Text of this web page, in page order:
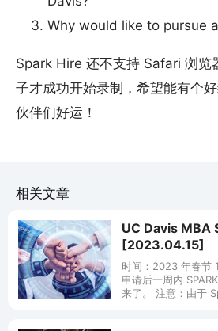
Why would like to pursue
Spark Hire 还不支持 Safari 浏览
子才成功开始录制，希望能有个
伙伴们好运！
相关文章
UC Davis MBA Spark
[2023.04.15]
时间：2023 年春节
申请后一周内
来了。 注意：由于